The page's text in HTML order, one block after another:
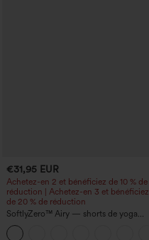
€31,95 EUR
Achetez-en 2 et bénéficiez de 10 % de
réduction | Achetez-en 3 et bénéficiez
de 20 % de réduction
SoftlyZero™ Airy — shorts de yoga
super taille haute 2-en-1 InstantCool
avec poches